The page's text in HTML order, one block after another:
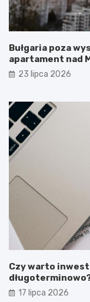
Bułgaria poza
apartament nad
latem?
23 lipca 2026
Czy warto
17 lipca 2026